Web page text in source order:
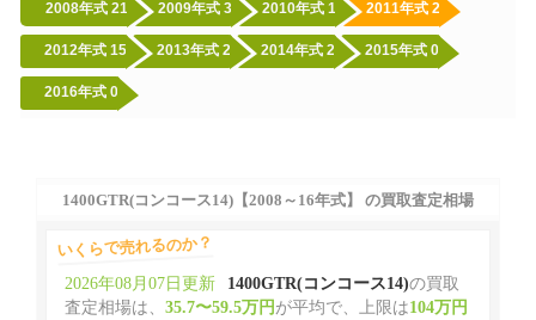
2008年式 21 2009年式 3 2010年式 1 2011年式 2
2012年式 15 2013年式 2 2014年式 2 2015年式 0
2016年式 0
1400GTR(コンコース14)【2008～16年式】 の買取査定相場
いくらで売れるのか？
2026年08月07日更新 1400GTR(コンコース14)の買取
査定相場は、 35.7〜59.5万円 が平均で、上限は104万円